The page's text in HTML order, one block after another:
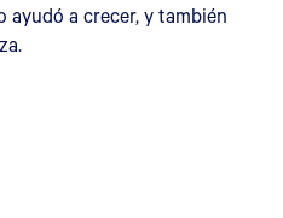
a crecer, y también